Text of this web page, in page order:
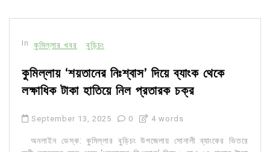
In কুমিল্লার খবর বুড়িচং
কুমিল্লায় ‘শয়তানের নিঃশ্বাস’ দিয়ে ব্যাংক থেকে
লক্ষাধিক টাকা হাতিয়ে নিল প্রতারক চক্র
September 13, 2025 0 4 words
অনলাইন ডেস্ক: কুমিল্লার বুড়িচং উপজেলায় সোনালী ব্যাংকের ভিতরে